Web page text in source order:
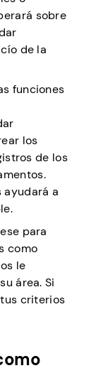
sobre
de la
funciones
los
de los
ayudará a
para
como
le
área. Si
criterios